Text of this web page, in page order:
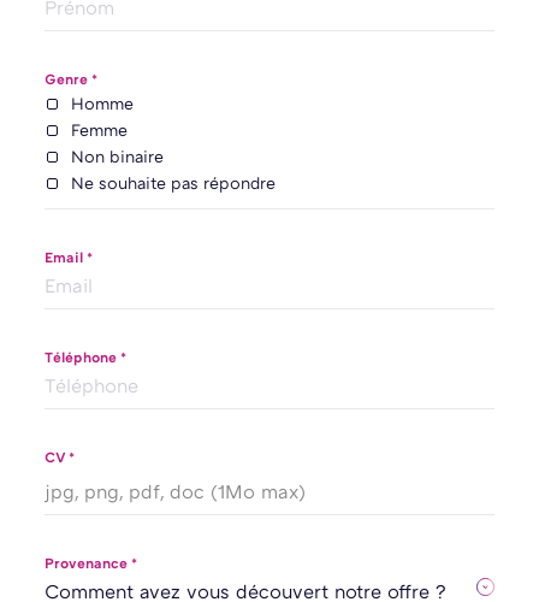
Genre *
Homme
Femme
Non binaire
Ne souhaite pas répondre
Email *
Téléphone *
CV *
jpg, png, pdf, doc (1Mo max)
Provenance *